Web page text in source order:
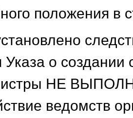
положения в
о создании
НЕ
ведомств